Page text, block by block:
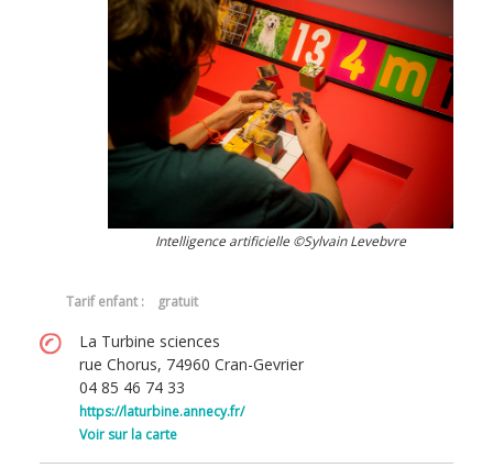
Intelligence artificielle ©Sylvain Levebvre
Tarif enfant : gratuit
La Turbine sciences
rue Chorus, 74960 Cran-Gevrier
04 85 46 74 33
https://laturbine.annecy.fr/
Voir sur la carte